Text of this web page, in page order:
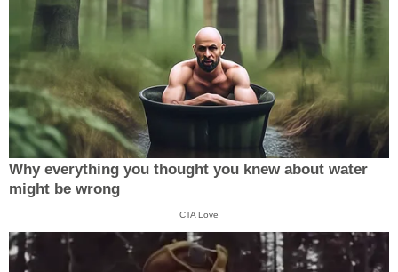
Why everything you thought you knew about water
might be wrong
CTA Love